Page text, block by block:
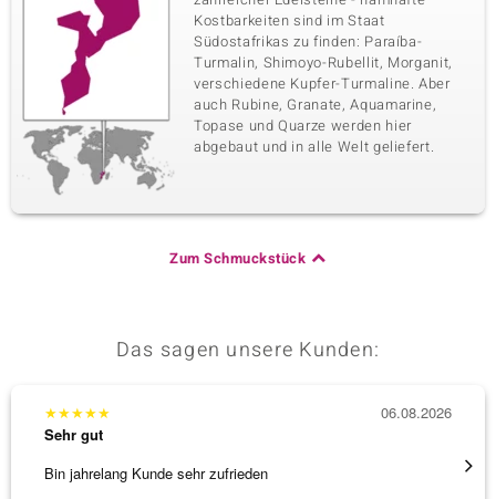
Kostbarkeiten sind im Staat
Südostafrikas zu finden: Paraíba-
Turmalin, Shimoyo-Rubellit, Morganit,
verschiedene Kupfer-Turmaline. Aber
auch Rubine, Granate, Aquamarine,
Topase und Quarze werden hier
abgebaut und in alle Welt geliefert.
Zum Schmuckstück
Das sagen unsere Kunden:
★★★★★
Sehr gut
Bin jahrelang Kunde sehr zufrieden
06.08.2026